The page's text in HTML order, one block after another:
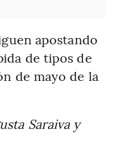
apostando
de tipos de
de mayo de la
Saraiva y